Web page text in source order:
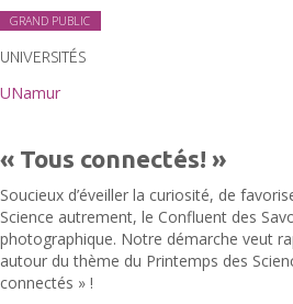
GRAND PUBLIC
UNIVERSITÉS
UNamur
« Tous connectés! »
Soucieux d’éveiller la curiosité, de
Science autrement, le Confluent des
photographique. Notre démarche veut
autour du thème du Printemps des
connectés » !